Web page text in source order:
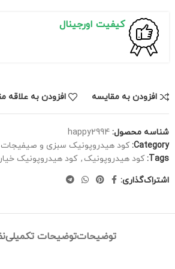
کیفیت اورجینال
افزودن به مقایسه افزودن به علاقه
شناسه محصول: happy2994
Category: کود هیدروپونیک سبزی و صیفیجات
Tags: کود هیدروپونیک , کود هیدروپونیک
اشتراک‌گذاری:
توضیحاتتوضیحات تکمیلی